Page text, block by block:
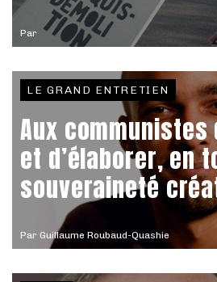
Par
Par Guillaume Roubaud-Quashie
LE GRAND ENTRETIEN
Aux
et d’élaborer, en
souveraineté